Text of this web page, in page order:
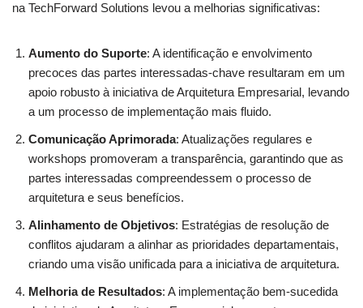
na TechForward Solutions levou a melhorias significativas:
Aumento do Suporte: A identificação e envolvimento
precoces das partes interessadas-chave resultaram em um
apoio robusto à iniciativa de Arquitetura Empresarial, levando
a um processo de implementação mais fluido.
Comunicação Aprimorada: Atualizações regulares e
workshops promoveram a transparência, garantindo que as
partes interessadas compreendessem o processo de
arquitetura e seus benefícios.
Alinhamento de Objetivos: Estratégias de resolução de
conflitos ajudaram a alinhar as prioridades departamentais,
criando uma visão unificada para a iniciativa de arquitetura.
Melhoria de Resultados: A implementação bem-sucedida